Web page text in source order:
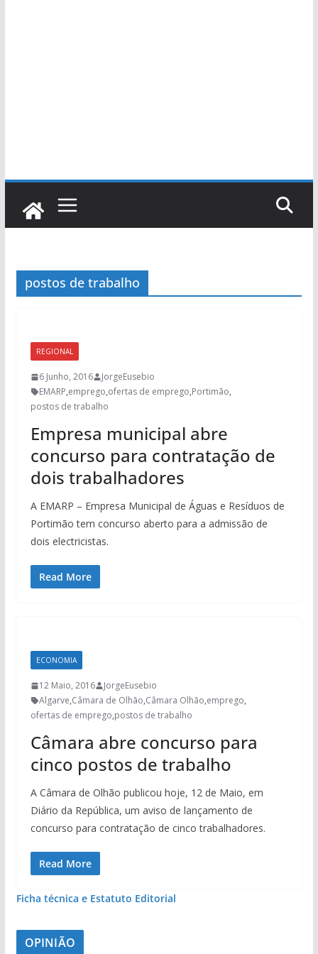
postos de trabalho
REGIONAL
6 Junho, 2016
JorgeEusebio
EMARP,emprego,ofertas de emprego,Portimão,
postos de trabalho
Empresa municipal abre
concurso para contratação de
dois trabalhadores
A EMARP – Empresa Municipal de Águas e Resíduos de
Portimão tem concurso aberto para a admissão de
dois electricistas.
Read More
ECONOMIA
12 Maio, 2016
JorgeEusebio
Algarve,Câmara de Olhão,Câmara Olhão,emprego,
ofertas de emprego,postos de trabalho
Câmara abre concurso para
cinco postos de trabalho
A Câmara de Olhão publicou hoje, 12 de Maio, em
Diário da República, um aviso de lançamento de
concurso para contratação de cinco trabalhadores.
Read More
Ficha técnica e Estatuto Editorial
OPINIÃO